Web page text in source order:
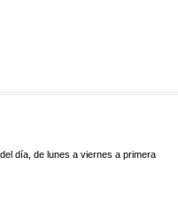
día, de lunes a viernes a primera